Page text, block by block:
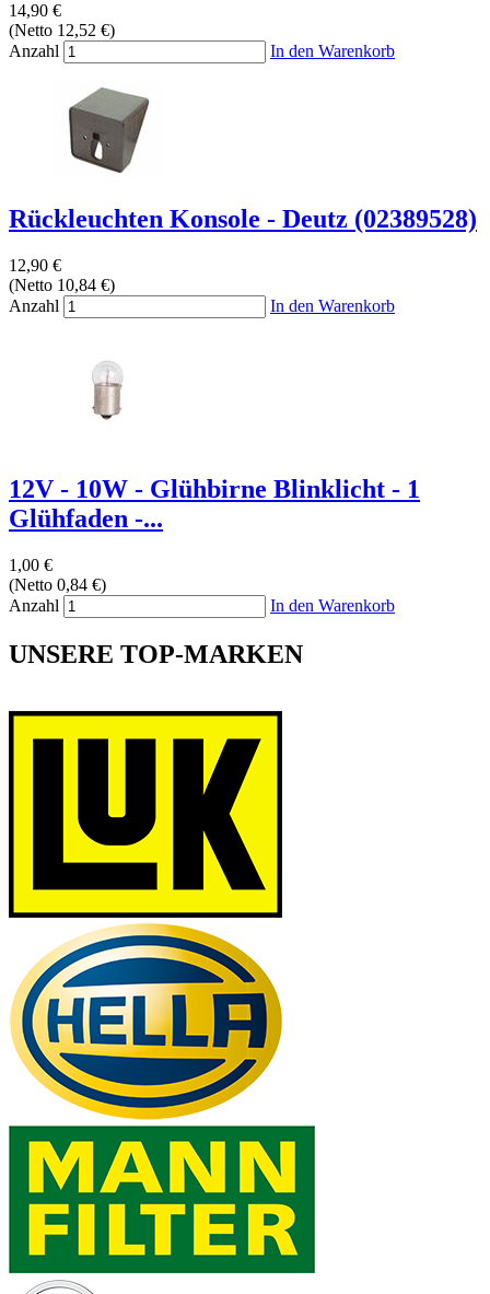
14,90 €
(Netto 12,52 €)
Anzahl
In den Warenkorb
Rückleuchten Konsole - Deutz (02389528)
12,90 €
(Netto 10,84 €)
Anzahl
In den Warenkorb
12V - 10W - Glühbirne Blinklicht - 1
Glühfaden -...
1,00 €
(Netto 0,84 €)
Anzahl
In den Warenkorb
UNSERE TOP-MARKEN